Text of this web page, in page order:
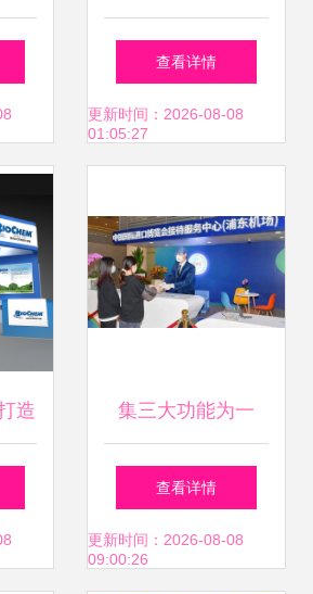
淮海经济区专业车
展与优质会展服务
查看详情
更新时间：2026-08-08
01:05:27
造
优
集三大功能为一
体，上海机场进博
会接待服务中心正
查看详情
更新时间：2026-08-08
09:00:26